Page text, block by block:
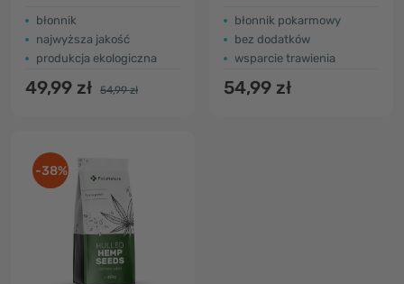
błonnik
najwyższa jakość
produkcja ekologiczna
49,99 zł 54,99 zł
błonnik pokarmowy
bez dodatków
wsparcie trawienia
54,99 zł
-38%